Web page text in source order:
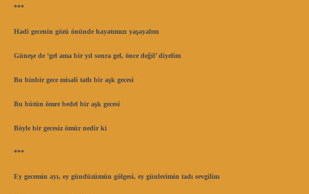
***
Hadi gecenin gözü önünde hayatımızı yaşayalım
Güneşe de ‘gel ama bir yıl sonra gel, önce değil’ diyelim
Bu binbir gece misali tatlı bir aşk gecesi
Bu bütün ömre bedel bir aşk gecesi
Böyle bir gecesiz ömür nedir ki
***
Ey gecemin ayı, ey gündüzümün gölgesi, ey günlerimin tadı sevgilim